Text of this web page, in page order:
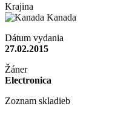
Krajina
Kanada
Dátum vydania
27.02.2015
Žáner
Electronica
Zoznam skladieb